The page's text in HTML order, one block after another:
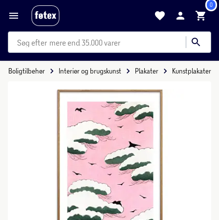
0
mere end 35.000 varer
Boligtilbehør Interiør og brugskunst Plakater Kunstplakater